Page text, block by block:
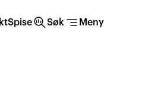
Spisesearch_insightsSøk segment Meny